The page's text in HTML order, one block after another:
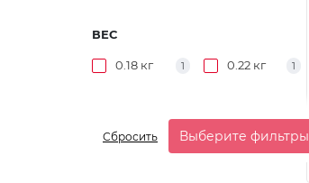
ВЕС
0.18 кг 1 0.22 кг 1
Сбросить Выберите фильтры